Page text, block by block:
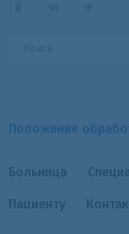
Положение
Больница
Пациенту